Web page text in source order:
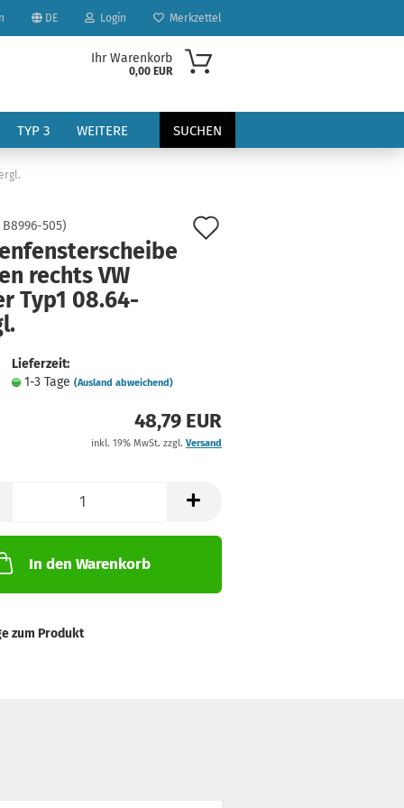
DE Login Merkzettel
Ihr Warenkorb
0,00 EUR
TYP 3 SUCHEN
WEITERE
B8996-505)
rechts VW
Typ1 08.64-
Lieferzeit:
1-3 Tage (Ausland abweichend)
48,79 EUR
inkl. 19% MwSt. zzgl. Versand
In den Warenkorb
zum Produkt